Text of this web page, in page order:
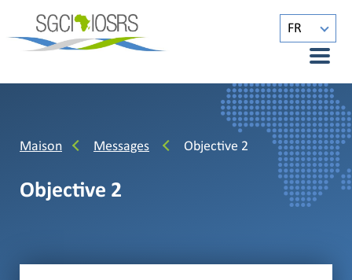
FR
Maison Messages Objective 2
Objective 2